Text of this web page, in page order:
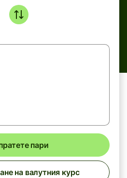
пари
на валутния курс